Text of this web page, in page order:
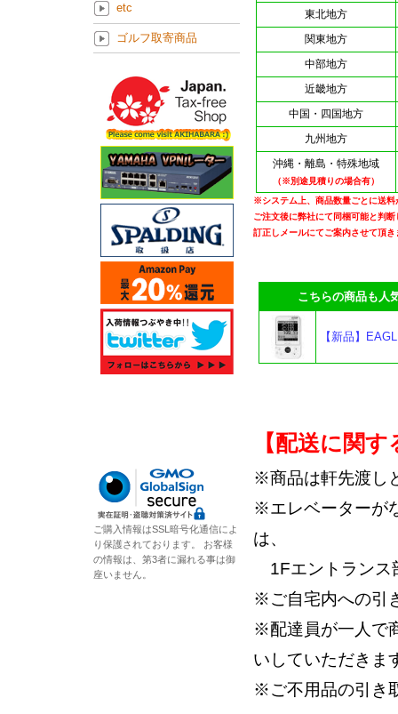
東北地方
関東地方
中部地方
近畿地方
中国・四国地方
九州地方
沖縄・離島・特殊地域
（※別途見積りの場合有）
※システム上、商品数量ごとに送料
ご注文後に弊社にて同梱可能と判
訂正しメールにてご案内させて頂き
こちらの商品も人気
【新品】
【配送に関
※商品は軒先渡し
※エレベーターが
は、
1Fエントランス
※ご自宅内への引
※配達員が一人で
いしていただきま
※ご不用品の引き
etc
ゴルフ取寄商品
ご購入情報はSSL暗号化通信によ
り保護されております。 お客様
の情報は、第3者に漏れる事は御
座いません。